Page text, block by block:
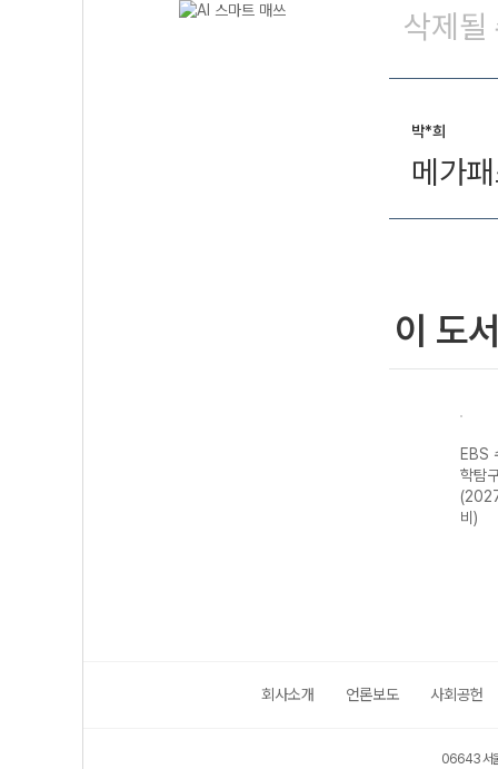
삭제될
박*희
메가
이 도
EBS
학탐
비)
회사소개 언론보도 사회공헌
06643 서